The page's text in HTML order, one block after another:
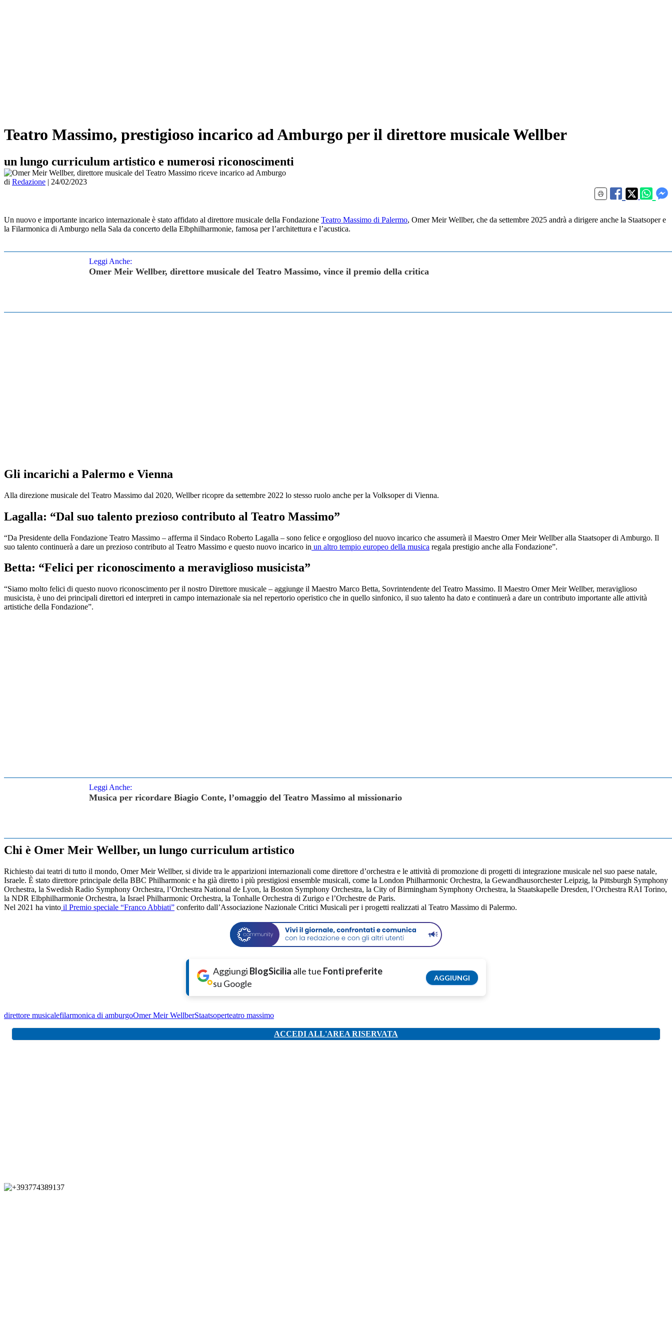
Teatro Massimo, prestigioso incarico ad Amburgo per il direttore musicale Wellber
un lungo curriculum artistico e numerosi riconoscimenti
di Redazione | 24/02/2023
Un nuovo e importante incarico internazionale è stato affidato al direttore musicale della Fondazione Teatro Massimo di Palermo, Omer Meir Wellber, che da settembre 2025 andrà a dirigere anche la Staatsoper e
la Filarmonica di Amburgo nella Sala da concerto della Elbphilharmonie, famosa per l’architettura e l’acustica.
Leggi Anche:
Omer Meir Wellber, direttore musicale del Teatro Massimo, vince il premio della critica
Gli incarichi a Palermo e Vienna
Alla direzione musicale del Teatro Massimo dal 2020, Wellber ricopre da settembre 2022 lo stesso ruolo anche per la Volksoper di Vienna.
Lagalla: “Dal suo talento prezioso contributo al Teatro Massimo”
“Da Presidente della Fondazione Teatro Massimo – afferma il Sindaco Roberto Lagalla – sono felice e orgoglioso del nuovo incarico che assumerà il Maestro Omer Meir Wellber alla Staatsoper di Amburgo. Il
suo talento continuerà a dare un prezioso contributo al Teatro Massimo e questo nuovo incarico in un altro tempio europeo della musica regala prestigio anche alla Fondazione”.
Betta: “Felici per riconoscimento a meraviglioso musicista”
“Siamo molto felici di questo nuovo riconoscimento per il nostro Direttore musicale – aggiunge il Maestro Marco Betta, Sovrintendente del Teatro Massimo. Il Maestro Omer Meir Wellber, meraviglioso
musicista, è uno dei principali direttori ed interpreti in campo internazionale sia nel repertorio operistico che in quello sinfonico, il suo talento ha dato e continuerà a dare un contributo importante alle attività
artistiche della Fondazione”.
Leggi Anche:
Musica per ricordare Biagio Conte, l’omaggio del Teatro Massimo al missionario
Chi è Omer Meir Wellber, un lungo curriculum artistico
Richiesto dai teatri di tutto il mondo, Omer Meir Wellber, si divide tra le apparizioni internazionali come direttore d’orchestra e le attività di promozione di progetti di integrazione musicale nel suo paese natale,
Israele. È stato direttore principale della BBC Philharmonic e ha già diretto i più prestigiosi ensemble musicali, come la London Philharmonic Orchestra, la Gewandhausorchester Leipzig, la Pittsburgh Symphony
Orchestra, la Swedish Radio Symphony Orchestra, l’Orchestra National de Lyon, la Boston Symphony Orchestra, la City of Birmingham Symphony Orchestra, la Staatskapelle Dresden, l’Orchestra RAI Torino,
la NDR Elbphilharmonie Orchestra, la Israel Philharmonic Orchestra, la Tonhalle Orchestra di Zurigo e l’Orchestre de Paris.
Nel 2021 ha vinto il Premio speciale “Franco Abbiati” conferito dall’Associazione Nazionale Critici Musicali per i progetti realizzati al Teatro Massimo di Palermo.
Aggiungi BlogSicilia alle tue Fonti preferite
su Google
AGGIUNGI
direttore musicalefilarmonica di amburgoOmer Meir WellberStaatsoperteatro massimo
ACCEDI ALL'AREA RISERVATA